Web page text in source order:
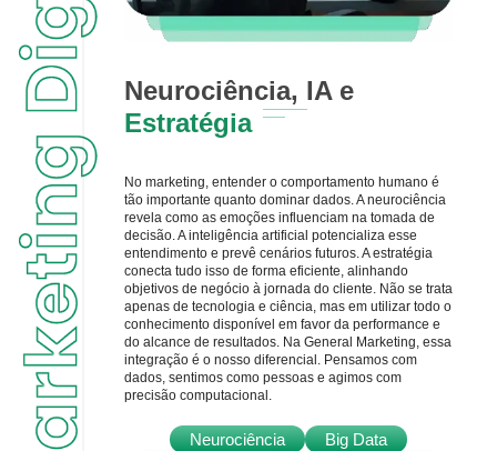
Neurociência, IA e
Estratégia
No marketing, entender o comportamento humano é
tão importante quanto dominar dados. A neurociência
revela como as emoções influenciam na tomada de
decisão. A inteligência artificial potencializa esse
entendimento e prevê cenários futuros. A estratégia
conecta tudo isso de forma eficiente, alinhando
objetivos de negócio à jornada do cliente. Não se trata
apenas de tecnologia e ciência, mas em utilizar todo o
conhecimento disponível em favor da performance e
do alcance de resultados. Na General Marketing, essa
integração é o nosso diferencial. Pensamos com
dados, sentimos como pessoas e agimos com
precisão computacional.
Neurociência
Big Data